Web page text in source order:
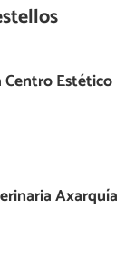
Estético
Axarquía